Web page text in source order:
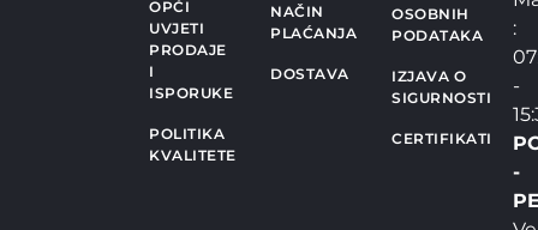
OPĆI
UVJETI
PRODAJE
I
ISPORUKE
POLITIKA
KVALITETE
NAČIN
PLAĆANJA
DOSTAVA
OSOBNIH
PODATAKA
IZJAVA O
SIGURNOSTI
CERTIFIKATI
:
-
-